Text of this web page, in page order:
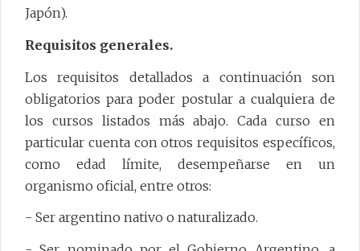
Japón).
Requisitos generales.
Los requisitos detallados a continuación son
obligatorios para poder postular a cualquiera de
los cursos listados más abajo. Cada curso en
particular cuenta con otros requisitos específicos,
como edad límite, desempeñarse en un
organismo oficial, entre otros:
- Ser argentino nativo o naturalizado.